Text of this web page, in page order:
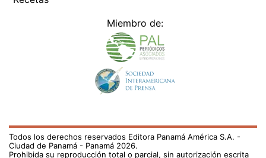
Todos los derechos reservados Editora Panamá América S.A. -
Ciudad de Panamá - Panamá 2026.
Prohibida su reproducción total o parcial, sin autorización escrita
de su titular